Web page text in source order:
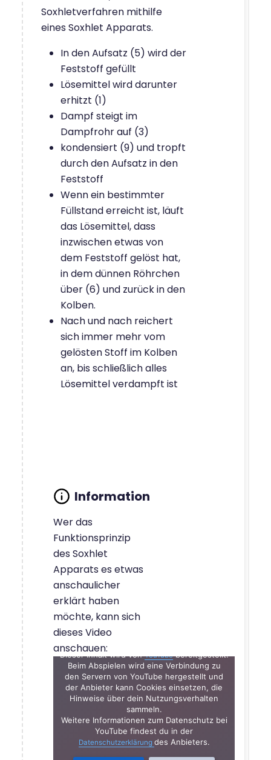
Soxhletverfahren mithilfe
eines Soxhlet Apparats.
In den Aufsatz (5) wird der
Feststoff gefüllt
Lösemittel wird darunter
erhitzt (1)
Dampf steigt im
Dampfrohr auf (3)
kondensiert (9) und tropft
durch den Aufsatz in den
Feststoff
Wenn ein bestimmter
Füllstand erreicht ist, läuft
das Lösemittel, dass
inzwischen etwas von
dem Feststoff gelöst hat,
in dem dünnen Röhrchen
über (6) und zurück in den
Kolben.
Nach und nach reichert
sich immer mehr vom
gelösten Stoff im Kolben
an, bis schließlich alles
Lösemittel verdampft ist
Wer das
Funktionsprinzip
des Soxhlet
Apparats es etwas
anschaulicher
erklärt haben
möchte, kann sich
dieses Video
anschauen:
Dieser Inhalt wird vonYouTubebereitgestellt.
Beim Abspielen wird eine Verbindung zu
den Servern von YouTube hergestellt und
der Anbieter kann Cookies einsetzen, die
Hinweise über dein Nutzungsverhalten
sammeln.
Weitere Informationen zum Datenschutz bei
YouTube findest du in der
Datenschutzerklärung des Anbieters.